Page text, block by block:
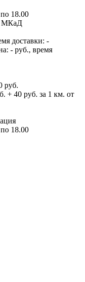
18.00
МКаД
доставки: -
- руб., время
руб.
+ 40 руб. за 1 км. от
18.00